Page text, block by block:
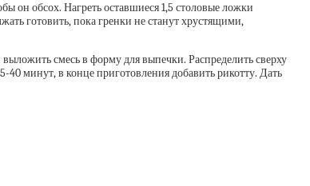
он обсох. Нагреть оставшиеся 1,5 столовые ложки
готовить, пока гренки не станут хрустящими,
смесь в форму для выпечки. Распределить сверху
40 минут, в конце приготовления добавить рикотту. Дать